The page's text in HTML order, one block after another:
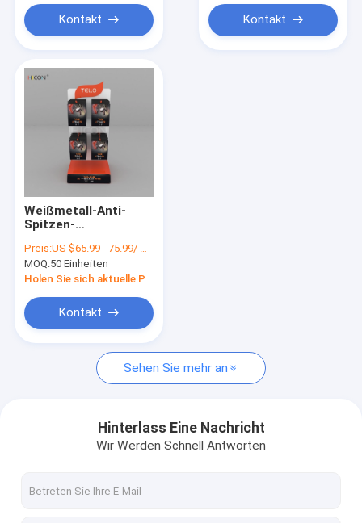
Sonnenbrille-Einkommen
Schuh-Präsentationsständer
kosmetische Display-Ständer
Kleidungs-Ladenbaue
Wein-Ausstellungsstand
Elektronische Anzeige
Nahrungsmittelpräsentationsständer
Retail Shop Spiele
Metall Display-Racks
Kontakt Kontakt
Weißmetall-Anti-
Spitzen-
Brummen-Zusatz-
Ausstellungsstand
Preis:US $65.99 - 75.99/ Piece
MOQ:50 Einheiten
Holen Sie sich aktuelle Preis
Kontakt
Sehen Sie mehr an
Hinterlass Eine Nachricht
Wir Werden Schnell Antworten